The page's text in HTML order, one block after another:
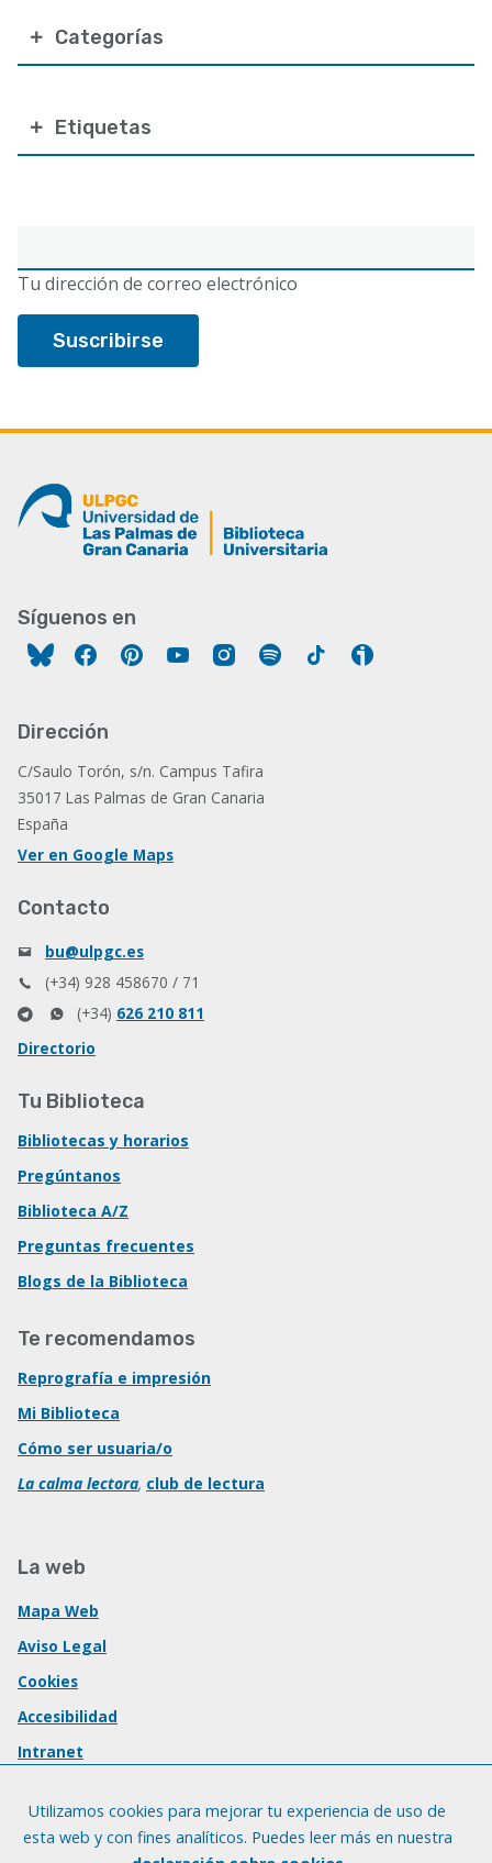
electrónico
Tu dirección de correo electrónico
Categorías
Etiquetas
Síguenos en
FacebookPinterestYouTubeInstagram
Spotify Tiktok
Dirección
C/Saulo Torón, s/n. Campus Tafira
35017 Las Palmas de Gran Canaria
España
Ver en Google Maps
Contacto
bu@ulpgc.es
(+34) 928 458670 / 71
(+34) 626 210 811
Directorio
Tu Biblioteca
Bibliotecas y horarios
Pregúntanos
Biblioteca A/Z
Preguntas frecuentes
Blogs de la Biblioteca
Te recomendamos
Reprografía e impresión
Mi Biblioteca
Cómo ser usuaria/o
La calma lectora, club de lectura
La web
Mapa Web
Aviso Legal
Cookies
Accesibilidad
Intranet
Utilizamos cookies para mejorar tu experiencia de uso de
esta web y con fines analíticos. Puedes leer más en nuestra